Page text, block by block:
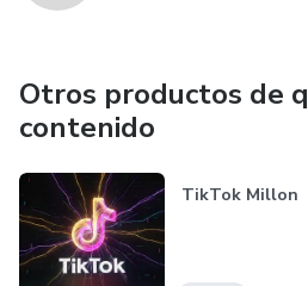
Otros productos de
contenido
TikTok Millon